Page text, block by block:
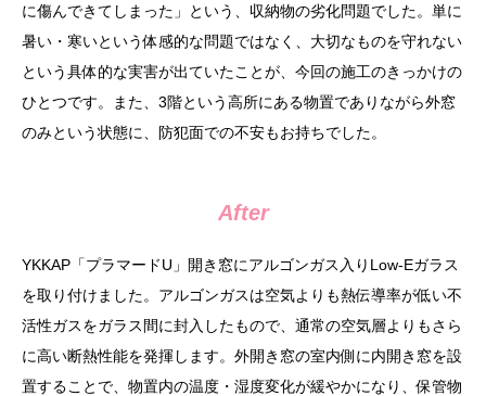
に傷んできてしまった」という、収納物の劣化問題でした。単に
暑い・寒いという体感的な問題ではなく、大切なものを守れない
という具体的な実害が出ていたことが、今回の施工のきっかけの
ひとつです。また、3階という高所にある物置でありながら外窓
のみという状態に、防犯面での不安もお持ちでした。
After
YKKAP「プラマードU」開き窓にアルゴンガス入りLow-Eガラス
を取り付けました。アルゴンガスは空気よりも熱伝導率が低い不
活性ガスをガラス間に封入したもので、通常の空気層よりもさら
に高い断熱性能を発揮します。外開き窓の室内側に内開き窓を設
置することで、物置内の温度・湿度変化が緩やかになり、保管物